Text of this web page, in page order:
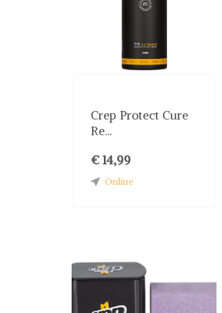
Crep Protect Cure
Re...
€ 14,99
Online